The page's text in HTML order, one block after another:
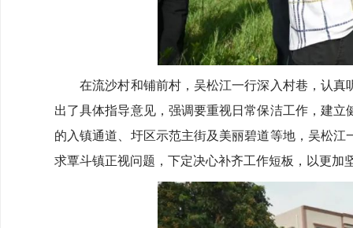
在流沙村和铺前村，吴松江一行深入村巷，认真
出了具体指导意见，强调要重视日常保洁工作，建
的入镇通道、圩区示范主街及美丽碧道等地，吴松
求覃斗镇正视问题，下定决心补齐工作短板，以更加